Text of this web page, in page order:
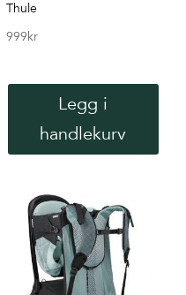
Thule
999kr
Legg i
handlekurv